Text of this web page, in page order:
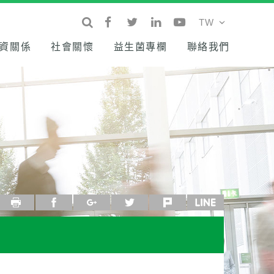
關係 社會關懷 益生菌專欄 聯絡我們
facebook google+ twitter plurk line